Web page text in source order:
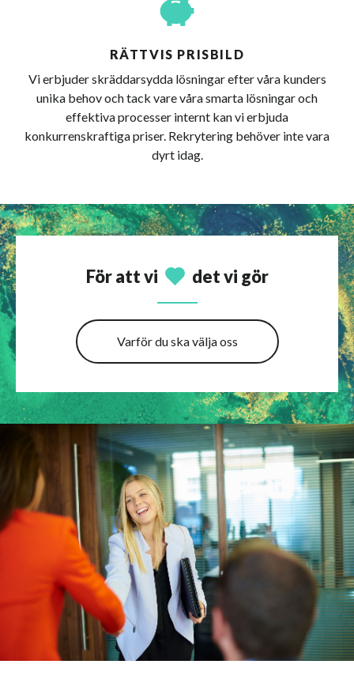
RÄTTVIS PRISBILD
Vi erbjuder skräddarsydda lösningar efter våra kunders
unika behov och tack vare våra smarta lösningar och
effektiva processer internt kan vi erbjuda
konkurrenskraftiga priser. Rekrytering behöver inte vara
dyrt idag.
För att vi det vi gör
Varför du ska välja oss